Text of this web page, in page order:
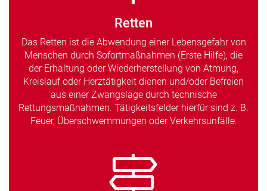
Retten
Das Retten ist die Abwendung einer Lebensgefahr von
Menschen durch Sofortmaßnahmen (Erste Hilfe), die
der Erhaltung oder Wiederherstellung von Atmung,
Kreislauf oder Herztätigkeit dienen und/oder Befreien
aus einer Zwangslage durch technische
Rettungsmaßnahmen. Tätigkeitsfelder hierfür sind z. B.
Feuer, Überschwemmungen oder Verkehrsunfälle.